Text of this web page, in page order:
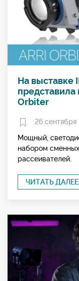
На выставке
Orbiter
26
Мощный,
набором
рассеивателей.
ЧИТАТЬ ДАЛЕЕ